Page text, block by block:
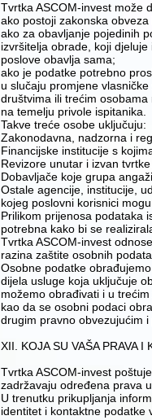
Tvrtka ASCOM-invest može
​ako postoji zakonska
​ako za obavljanje pojedinih
izvršitelja obrade, koji
poslove obavlja sama;
​ako je podatke potrebno
​u slučaju promjene
društvima ili trećim
na temelju privole ispitanika.
​​​​Takve treće osobe uključuju:
​Zakonodavna, nadzorna i
​Financijske institucije s
​Revizore unutar i izvan
​Dobavljače koje grupa
​Ostale agencije, institucije,
kojeg poslovni korisnici
​​​Prilikom prijenosa podataka
potrebna kako bi se
Tvrtka ASCOM-invest
razina zaštite osobnih
Osobne podatke
dijela usluge koja uključuje
možemo obrađivati i u
kao da se osobni podaci
drugim pravno obvezujućim
XII. KOJA SU VAŠA PRAVA
Tvrtka ASCOM-invest
zadržavaju određena prava
U trenutku prikupljanja
​identitet i kontaktne podatke